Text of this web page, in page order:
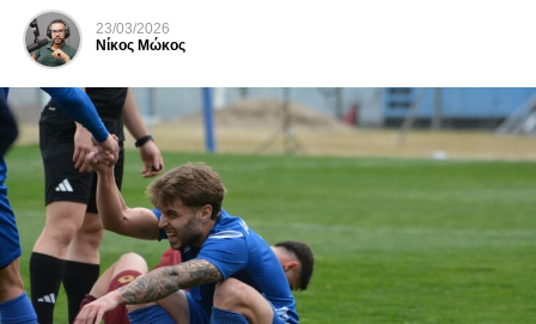
23/03/2026
Νίκος Μώκος